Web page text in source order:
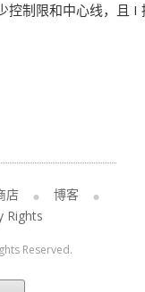
控制限和中心线，且 I
店
博客
Rights
Reserved.